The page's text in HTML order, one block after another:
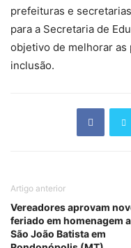
prefeituras e
para a Secretaria de
objetivo de melhorar as
inclusão.
Artigo anterior
Vereadores aprovam
feriado em homenagem a
São João Batista em